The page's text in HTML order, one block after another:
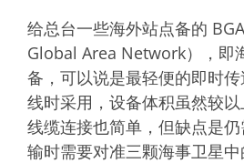
给总台一些海外站点备的
Global Area Network），即
备，可以说是最轻便的即时
线时采用，设备体积虽然较以
线缆连接也简单，但缺点是
输时需要对准三颗海事卫星